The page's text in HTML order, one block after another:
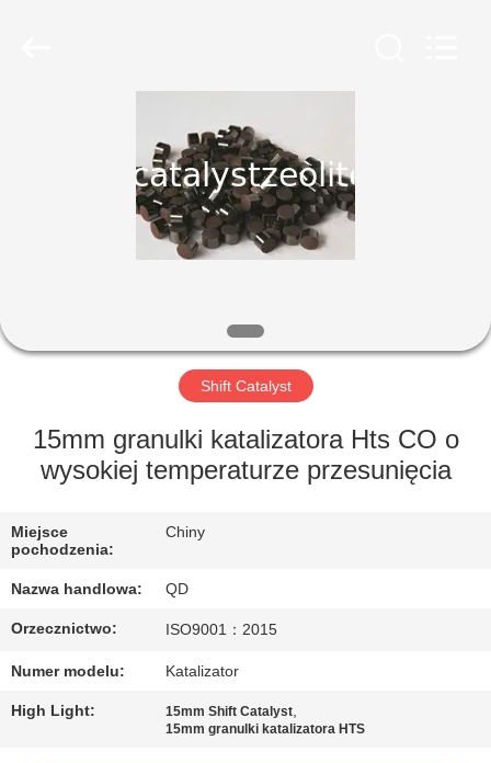
PRODUKTY
WYCIECZKA
FABRYCE
JAKOŚCI
SKONTAKTUJ
SIĘ
Z
NAMI
Shift Catalyst
15mm granulki katalizatora Hts CO o
wysokiej temperaturze przesunięcia
Miejsce
pochodzenia:
Chiny
Nazwa handlowa: QD
Orzecznictwo: ISO9001：2015
Numer modelu: Katalizator
High Light: 15mm Shift Catalyst,
15mm granulki katalizatora HTS